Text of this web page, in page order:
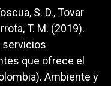
S. D., Tovar
T. M. (2019).
servicios
que ofrece el
Ambiente y